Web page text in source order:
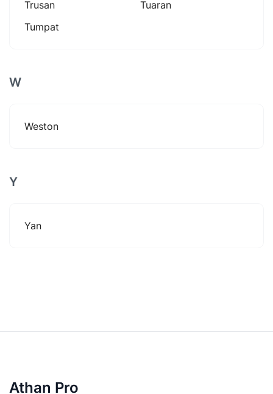
Trusan
Tuaran
Tumpat
W
Weston
Y
Yan
Athan Pro